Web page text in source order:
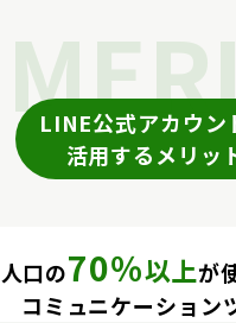
LINE公式アカウン
活用するメリッ
人口の70％以上が
コミュニケーション